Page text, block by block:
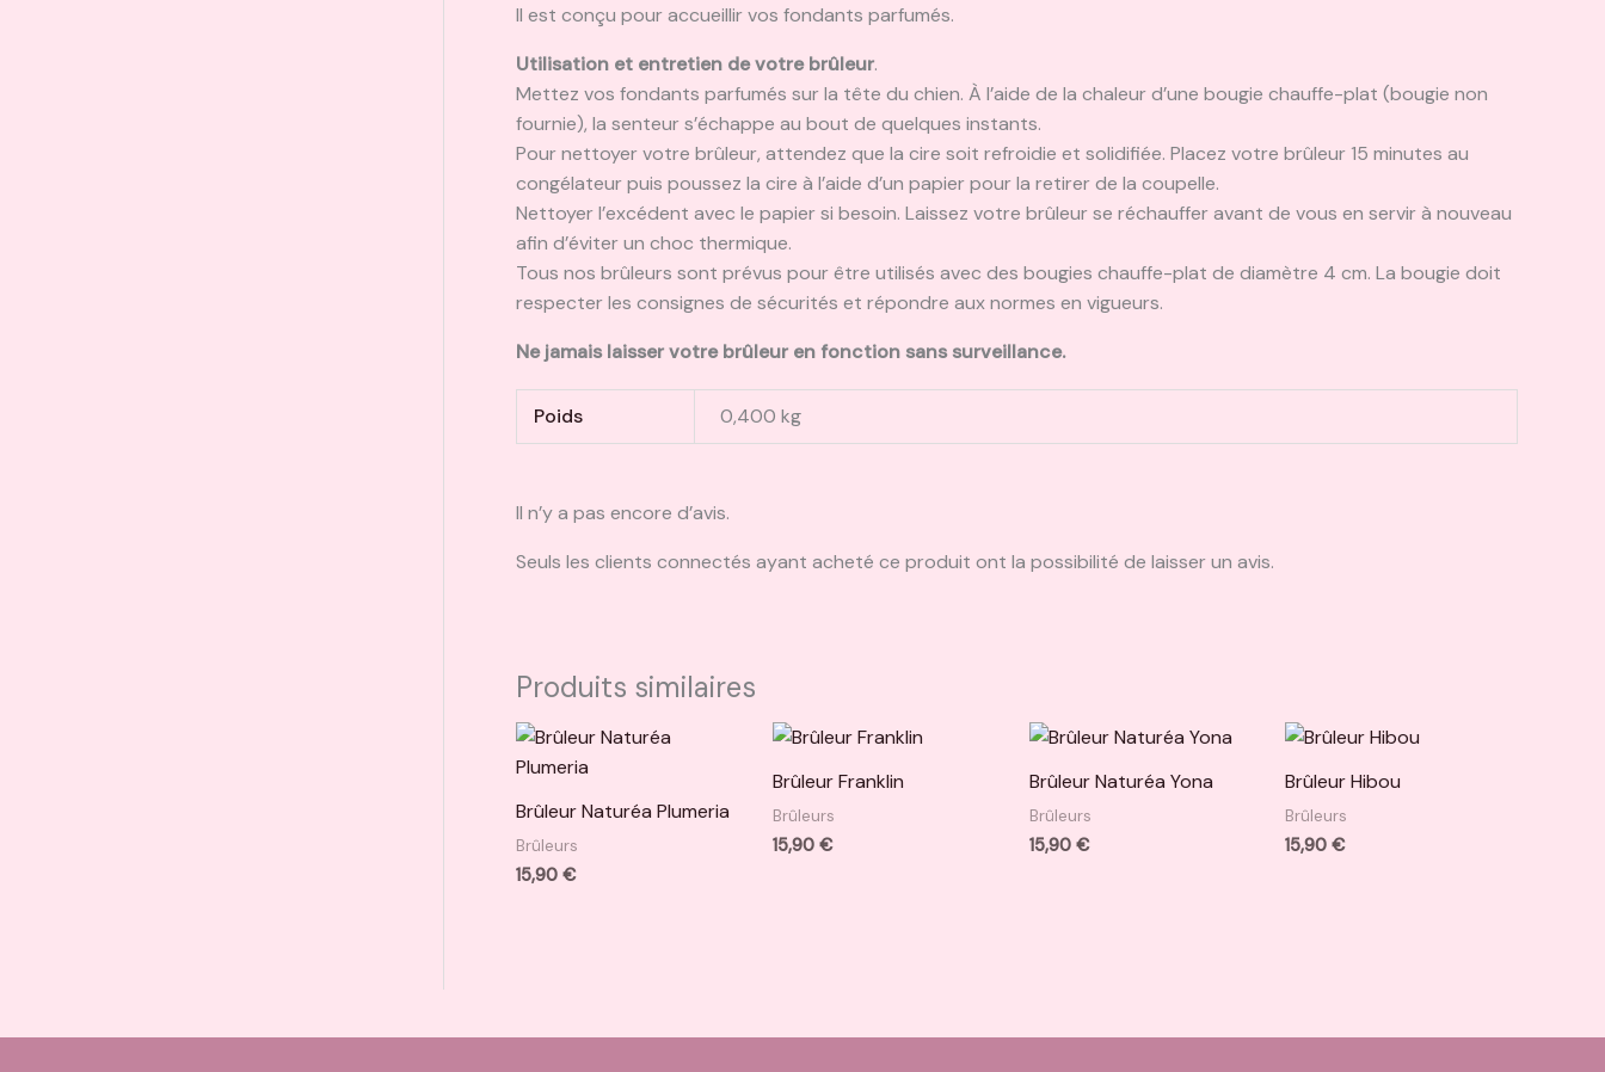
Il est conçu pour accueillir vos fondants parfumés.
Utilisation et entretien de votre brûleur.
Mettez vos fondants parfumés sur la tête du chien. À l’aide de la chaleur d’une bougie chauffe-plat (bougie non
fournie), la senteur s’échappe au bout de quelques instants.
Pour nettoyer votre brûleur, attendez que la cire soit refroidie et solidifiée. Placez votre brûleur 15 minutes au
congélateur puis poussez la cire à l’aide d’un papier pour la retirer de la coupelle.
Nettoyer l’excédent avec le papier si besoin. Laissez votre brûleur se réchauffer avant de vous en servir à nouveau
afin d’éviter un choc thermique.
Tous nos brûleurs sont prévus pour être utilisés avec des bougies chauffe-plat de diamètre 4 cm. La bougie doit
respecter les consignes de sécurités et répondre aux normes en vigueurs.
Ne jamais laisser votre brûleur en fonction sans surveillance.
Poids 0,400 kg
Il n’y a pas encore d’avis.
Seuls les clients connectés ayant acheté ce produit ont la possibilité de laisser un avis.
Produits similaires
Brûleur Naturéa Plumeria
Brûleurs
15,90 €
Brûleur Franklin
Brûleurs
15,90 €
Brûleur Naturéa Yona
Brûleurs
15,90 €
Brûleur Hibou
Brûleurs
15,90€